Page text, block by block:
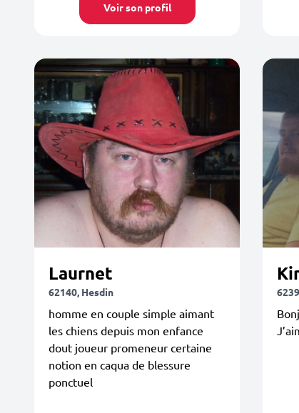
Voir son profil
Laurnet
62140, Hesdin
homme en couple simple aimant
les chiens depuis mon enfance
dout joueur promeneur certaine
notion en caqua de blessure
ponctuel